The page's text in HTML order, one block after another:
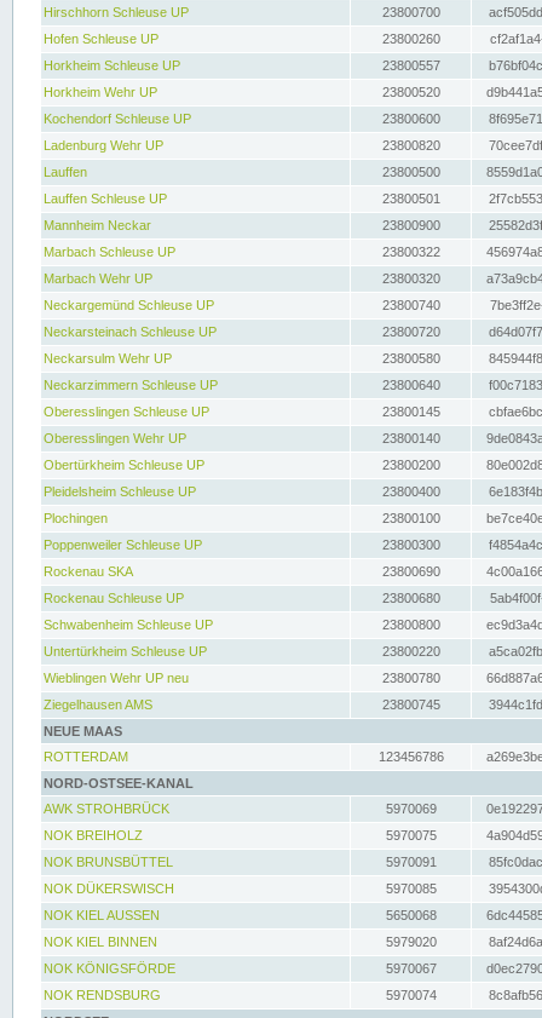
Hirschhorn Schleuse UP
23800700
Hofen Schleuse UP
23800260
Horkheim Schleuse UP
23800557
Horkheim Wehr UP
23800520
Kochendorf Schleuse UP
23800600
Ladenburg Wehr UP
23800820
Lauffen
23800500
Lauffen Schleuse UP
23800501
Mannheim Neckar
23800900
Marbach Schleuse UP
23800322
Marbach Wehr UP
23800320
Neckargemünd Schleuse UP
23800740
Neckarsteinach Schleuse UP
23800720
Neckarsulm Wehr UP
23800580
Neckarzimmern Schleuse UP
23800640
Oberesslingen Schleuse UP
23800145
Oberesslingen Wehr UP
23800140
Obertürkheim Schleuse UP
23800200
Pleidelsheim Schleuse UP
23800400
Plochingen
23800100
Poppenweiler Schleuse UP
23800300
Rockenau SKA
23800690
Rockenau Schleuse UP
23800680
Schwabenheim Schleuse UP
23800800
Untertürkheim Schleuse UP
23800220
Wieblingen Wehr UP neu
23800780
Ziegelhausen AMS
23800745
NEUE MAAS
ROTTERDAM
123456786
NORD-OSTSEE-KANAL
AWK STROHBRÜCK
5970069
NOK BREIHOLZ
5970075
NOK BRUNSBÜTTEL
5970091
NOK DÜKERSWISCH
5970085
NOK KIEL AUSSEN
5650068
NOK KIEL BINNEN
5979020
NOK KÖNIGSFÖRDE
5970067
NOK RENDSBURG
5970074